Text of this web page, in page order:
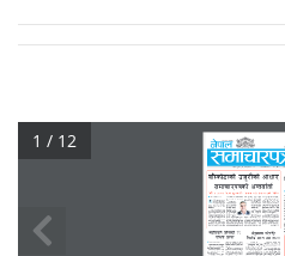
1 / 12